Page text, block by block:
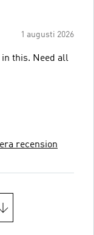
1 augusti 2026
in this. Need all
recension